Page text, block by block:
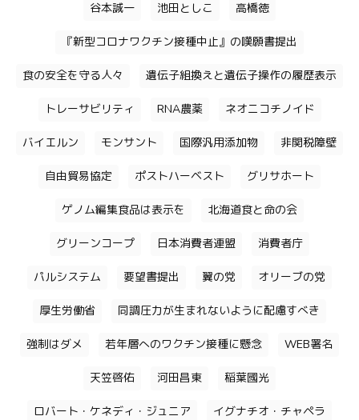
谷本誠一 池田としこ 高橋徳
『新型コロナワクチン接種中止』の嘆願書提出
食の安全を守る人々 遺伝子組換えと遺伝子操作の履歴表示
トレーサビリティ RNA農薬 ネオニコチノイド
バイエルン モンサント 国際汎用添加物 非関税障壁
自由貿易協定 ポストハーベスト グリサホート
ゲノム編集食品は表示を 北海道食と命の会
グリーンコープ 日本消費者連盟 消費者庁
パルシステム 要望書提出 翼の党 オリーブの党
厚生労働省 同調圧力が生まれないように配慮すべき
強制はダメ 若年層へのワクチン接種に懸念 WEB署名
天笠啓佑 河田昌東 稲葉國光
ロバート・ケネディ・ジュニア イグナチオ・チャペラ